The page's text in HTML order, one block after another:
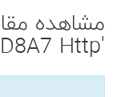
مشاهده
'DAA9D8AF D8AED8B7D8A7 Http'